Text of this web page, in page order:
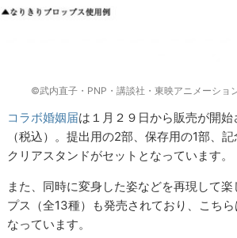
©武内直子・PNP・講談社・東映アニメーシ
コラボ婚姻届は１月２９日から販売が開
（税込）。提出用の2部、保存用の1部、
クリアスタンドがセットとなっています。
また、同時に変身した姿などを再現して
プス（全13種）も発売されており、こち
なっています。